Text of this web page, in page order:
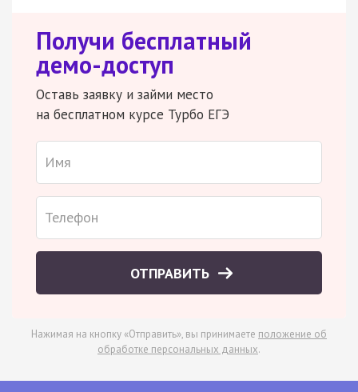
Получи бесплатный
демо-доступ
Оставь заявку и займи место
на бесплатном курсе Турбо ЕГЭ
ОТПРАВИТЬ
Нажимая на кнопку «Отправить», вы принимаете положение об
обработке персональных данных.